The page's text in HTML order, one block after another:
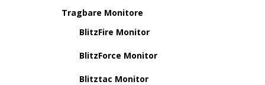
Tragbare Monitore
BlitzFire Monitor
BlitzForce Monitor
Blitztac Monitor